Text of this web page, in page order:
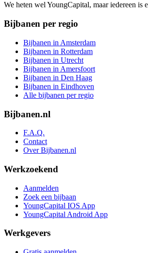
We heten wel YoungCapital, maar iedereen
Bijbanen per regio
Bijbanen in Amsterdam
Bijbanen in Rotterdam
Bijbanen in Utrecht
Bijbanen in Amersfoort
Bijbanen in Den Haag
Bijbanen in Eindhoven
Alle bijbanen per regio
Bijbanen.nl
F.A.Q.
Contact
Over Bijbanen.nl
Werkzoekend
Aanmelden
Zoek een bijbaan
YoungCapital IOS App
YoungCapital Android App
Werkgevers